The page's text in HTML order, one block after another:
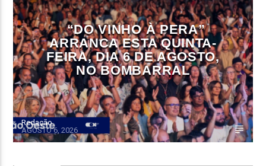
“DO VINHO À PERA”
ARRANCA ESTA QUINTA-
FEIRA, DIA 6 DE AGOSTO,
NO BOMBARRAL
Redação
AGOSTO 6, 2026